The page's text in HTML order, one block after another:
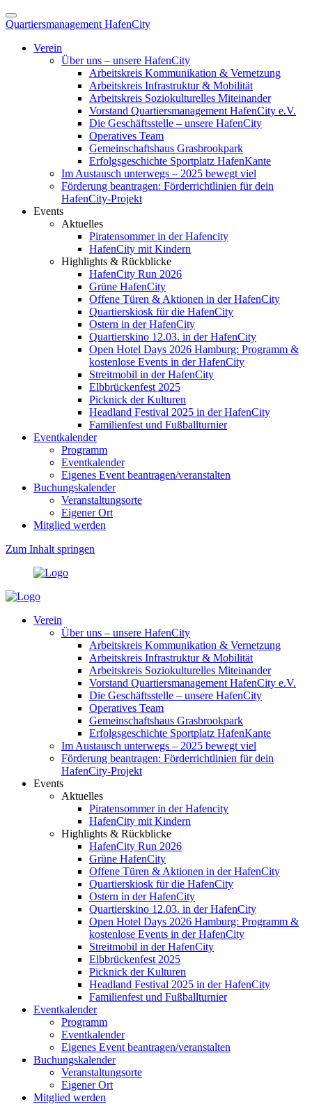
Quartiersmanagement HafenCity
Verein
Über uns – unsere HafenCity
Arbeitskreis Kommunikation & Vernetzung
Arbeitskreis Infrastruktur & Mobilität
Arbeitskreis Soziokulturelles Miteinander
Vorstand Quartiersmanagement HafenCity e.V.
Die Geschäftsstelle – unsere HafenCity
Operatives Team
Gemeinschaftshaus Grasbrookpark
Erfolgsgeschichte Sportplatz HafenKante
Im Austausch unterwegs – 2025 bewegt viel
Förderung beantragen: Förderrichtlinien für dein
HafenCity-Projekt
Events
Aktuelles
Piratensommer in der Hafencity
HafenCity mit Kindern
Highlights & Rückblicke
HafenCity Run 2026
Grüne HafenCity
Offene Türen & Aktionen in der HafenCity
Quartierskiosk für die HafenCity
Ostern in der HafenCity
Quartierskino 12.03. in der HafenCity
Open Hotel Days 2026 Hamburg: Programm &
kostenlose Events in der HafenCity
Streitmobil in der HafenCity
Elbbrückenfest 2025
Picknick der Kulturen
Headland Festival 2025 in der HafenCity
Familienfest und Fußballturnier
Eventkalender
Programm
Eventkalender
Eigenes Event beantragen/veranstalten
Buchungskalender
Veranstaltungsorte
Eigener Ort
Mitglied werden
Zum Inhalt springen
Verein
Über uns – unsere HafenCity
Arbeitskreis Kommunikation & Vernetzung
Arbeitskreis Infrastruktur & Mobilität
Arbeitskreis Soziokulturelles Miteinander
Vorstand Quartiersmanagement HafenCity e.V.
Die Geschäftsstelle – unsere HafenCity
Operatives Team
Gemeinschaftshaus Grasbrookpark
Erfolgsgeschichte Sportplatz HafenKante
Im Austausch unterwegs – 2025 bewegt viel
Förderung beantragen: Förderrichtlinien für dein
HafenCity-Projekt
Events
Aktuelles
Piratensommer in der Hafencity
HafenCity mit Kindern
Highlights & Rückblicke
HafenCity Run 2026
Grüne HafenCity
Offene Türen & Aktionen in der HafenCity
Quartierskiosk für die HafenCity
Ostern in der HafenCity
Quartierskino 12.03. in der HafenCity
Open Hotel Days 2026 Hamburg: Programm &
kostenlose Events in der HafenCity
Streitmobil in der HafenCity
Elbbrückenfest 2025
Picknick der Kulturen
Headland Festival 2025 in der HafenCity
Familienfest und Fußballturnier
Eventkalender
Programm
Eventkalender
Eigenes Event beantragen/veranstalten
Buchungskalender
Veranstaltungsorte
Eigener Ort
Mitglied werden